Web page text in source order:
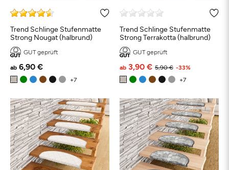
Trend Schlinge Stufenmatte
Strong Nougat (halbrund)
GUT geprüft
ab 6,90 €
Trend Schlinge Stufenmatte
Strong Terrakotta (halbrund)
GUT geprüft
5,90 €
ab 3,90 € -33%